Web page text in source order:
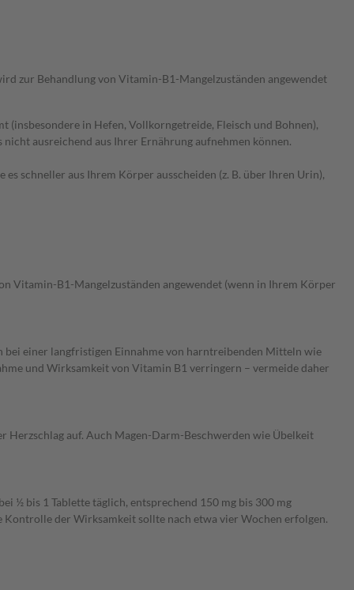
zur Behandlung von Vitamin-B1-Mangelzuständen angewendet
in Hefen, Vollkorngetreide, Fleisch und Bohnen),
ausreichend aus Ihrer Ernährung aufnehmen können.
schneller aus Ihrem Körper ausscheiden (z. B. über Ihren Urin),
Vitamin-B1-Mangelzuständen angewendet (wenn in Ihrem Körper
einer langfristigen Einnahme von harntreibenden Mitteln wie
und Wirksamkeit von Vitamin B1 verringern – vermeide daher
Herzschlag auf. Auch Magen-Darm-Beschwerden wie Übelkeit
½ bis 1 Tablette täglich, entsprechend 150 mg bis 300 mg
Kontrolle der Wirksamkeit sollte nach etwa vier Wochen erfolgen.